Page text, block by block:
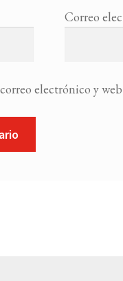
Correo
electrónico y